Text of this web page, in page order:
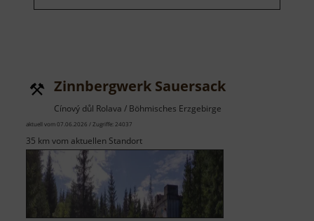
Zinnbergwerk Sauersack
Cínový důl Rolava / Böhmisches Erzgebirge
aktuell vom 07.06.2026 / Zugriffe: 24037
35 km vom aktuellen Standort